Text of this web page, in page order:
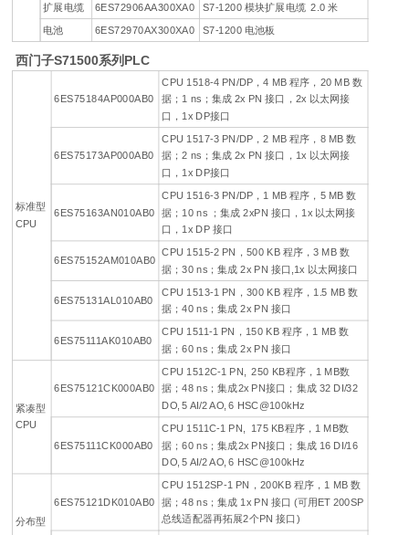
扩展电缆
6ES72906AA300XA0
S7-1200 模块扩展电缆 2.0 米
电池
6ES72970AX300XA0 S7-1200 电池板
西门子S71500系列PLC
标准型
CPU
6ES75184AP000AB0
CPU 1518-4 PN/DP，4 MB 程序，20 MB 数
据；1 ns；集成 2x PN 接口，2x 以太网接
口，1x DP接口
6ES75173AP000AB0
CPU 1517-3 PN/DP，2 MB 程序，8 MB 数
据；2 ns；集成 2x PN 接口，1x 以太网接
口，1x DP接口
6ES75163AN010AB0
CPU 1516-3 PN/DP，1 MB 程序，5 MB 数
据；10 ns ；集成 2xPN 接口，1x 以太网接
口，1x DP 接口
6ES75152AM010AB0
CPU 1515-2 PN，500 KB 程序，3 MB 数
据；30 ns；集成 2x PN 接口,1x 以太网接口
6ES75131AL010AB0
CPU 1513-1 PN，300 KB 程序，1.5 MB 数
据；40 ns；集成 2x PN 接口
6ES75111AK010AB0
CPU 1511-1 PN，150 KB 程序，1 MB 数
据；60 ns；集成 2x PN 接口
紧凑型
CPU
6ES75121CK000AB0
CPU 1512C-1 PN, 250 KB程序，1 MB数
据；48 ns；集成2x PN接口；集成 32 DI/32
DO, 5 AI/2 AO, 6 HSC@100kHz
6ES75111CK000AB0
CPU 1511C-1 PN, 175 KB程序，1 MB数
据；60 ns；集成2x PN接口；集成 16 DI/16
DO, 5 AI/2 AO, 6 HSC@100kHz
分布型
6ES75121DK010AB0
CPU 1512SP-1 PN，200KB 程序，1 MB 数
据；48 ns；集成 1x PN 接口 (可用ET 200SP
总线适配器再拓展2个PN 接口)